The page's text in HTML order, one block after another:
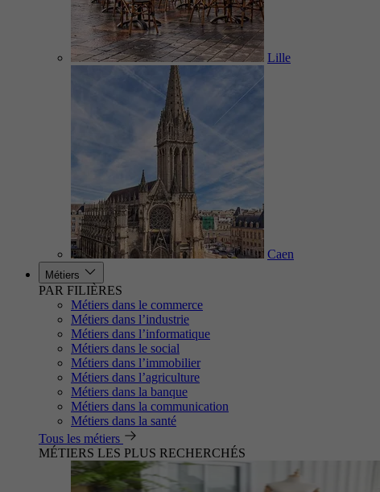
Lille
Caen
Métiers
PAR FILIÈRES
Métiers dans le commerce
Métiers dans l’industrie
Métiers dans l’informatique
Métiers dans le social
Métiers dans l’immobilier
Métiers dans l’agriculture
Métiers dans la banque
Métiers dans la communication
Métiers dans la santé
Tous les métiers
MÉTIERS LES PLUS RECHERCHÉS